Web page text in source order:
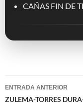
CAÑAS FIN DE
Navegación
de
ENTRADA ANTERIOR
ZULEMA-TORRES